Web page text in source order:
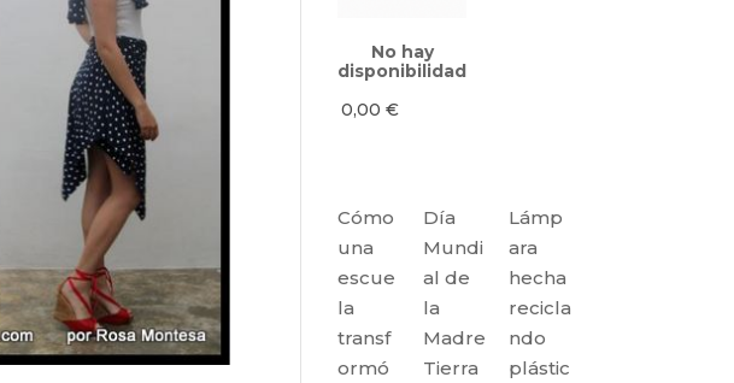
No hay
disponibilidad
0,00€
Cómo
una
escue
la
transf
ormó
Día
Mundi
al de
la
Madre
Tierra
Lámp
ara
hecha
recicla
ndo
plástic